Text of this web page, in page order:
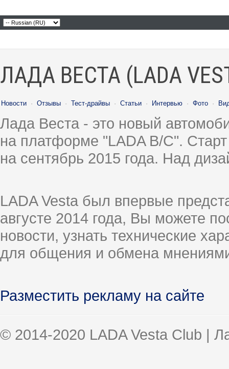
ЛАДА ВЕСТА (LADA
Новости · Отзывы · Тест-драйвы · Статьи · Интервью · Фото ·
Лада Веста - это новый
на платформе "LADA B/C".
на сентябрь 2015 года. Над
LADA Vesta был впервые
августе 2014 года, Вы можете
новости, узнать технические
для общения и обмена
Разместить рекламу на сайте
© 2014-2020 LADA Vesta Club |